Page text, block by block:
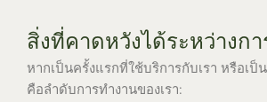
สิ่งที่คาดหวังได้ระหว่างก
หากเป็นครั้งแรกที่ใช้บริการกับเรา หรือเ
คือลำดับการทำงานของเรา: